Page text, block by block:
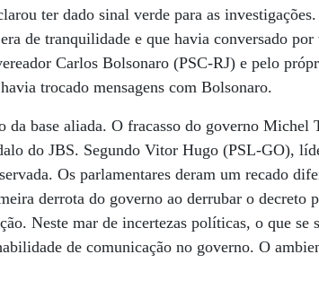
ter dado sinal verde para as
de tranquilidade e que havia conversado por
Carlos Bolsonaro (PSC-RJ) e pelo
trocado mensagens com Bolsonaro.
base aliada. O fracasso do governo Michel
do JBS. Segundo Vitor Hugo (PSL-GO),
Os parlamentares deram um recado
derrota do governo ao derrubar o decreto
Neste mar de incertezas políticas, o que se
de comunicação no governo. O